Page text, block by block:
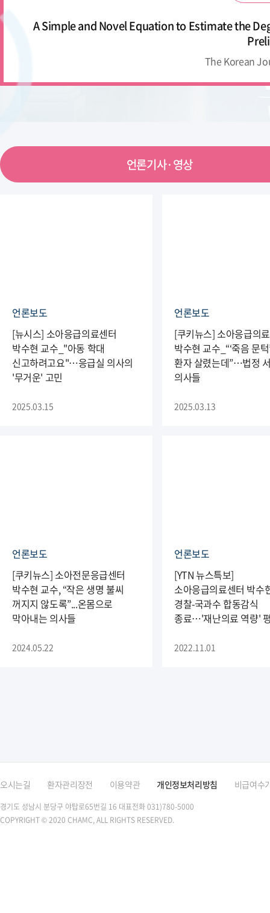
A Simple and Novel Equation to Estimate the
The Korean
언론기사·영상
언론보도
[뉴시스] 소아응급의료센터
박수현 교수_"아동 학대
신고하려고요"…응급실 의사의
'무거운' 고민
2025.03.15
언론보도
[쿠키뉴스] 소아응급의
박수현 교수_“‘죽음 문
환자 살렸는데”…법정
의사들
2025.03.13
언론보도
[쿠키뉴스] 소아전문응급센터
박수현 교수, “작은 생명 불씨
꺼지지 않도록”...온몸으로
막아내는 의사들
2024.05.22
언론보도
[YTN 뉴스특보]
소아응급의료센터 박수
경찰-국과수 합동감식
종료…'재난의료 역량'
2022.11.01
오시는길 환자관리장전 이용약관 개인정보처리방침 비급여수
경기도 성남시 분당구 야탑로65번길 16 대표전화 031)780-5000
COPYRIGHT © 2020 CHAMC, ALL RIGHTS RESERVED.